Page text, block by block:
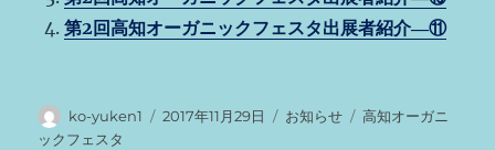
o
g
第2回高知オーガニックフェスタ出展者紹介―⑪
投
稿
ko-yuken1
投
2017年11月29日
カ
お知らせ
タ
高知オーガニ
ックフェスタ